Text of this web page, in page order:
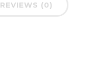
REVIEWS (0)